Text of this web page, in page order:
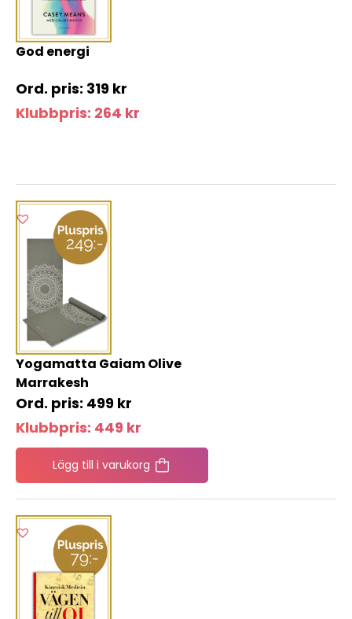
God energi
319 kr
Klubbpris: 264 kr
Yogamatta Gaiam Olive
Marrakesh
499 kr
Klubbpris: 449 kr
Lägg till i varukorg